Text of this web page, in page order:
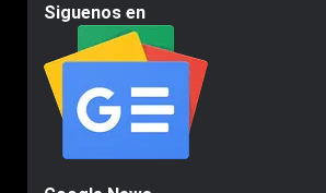
Siguenos en